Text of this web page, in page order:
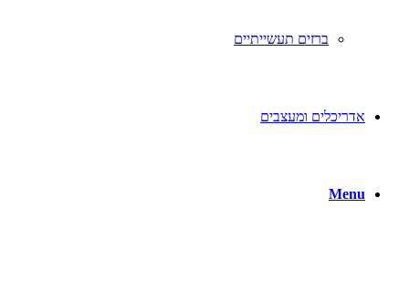
ברזים תעשייתיים
אדריכלים ומעצבים
Menu